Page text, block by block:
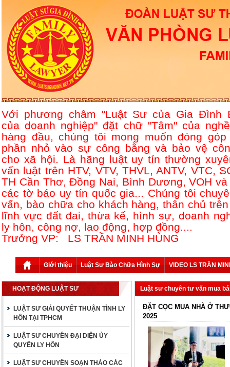
Với phương châm "Luật Sư của Gia Đình
của doanh nghiệp" đặt chữ "Tâm" của
hàng đầu, chúng tôi mong muốn đóng góp
phần nhỏ vào sự công bằng và bảo vệ
cho xã hội. Là hãng luật uy tín thường
vấn luật trên HTV, VTV, THVL, ANTV, VTC,
TH Cần Thơ, Đồng Nai, Bình Dương, VOH và
các tờ báo uy tín quốc gia... Chúng tôi
vấn, bào chữa cho khách hàng, thân chủ
lĩnh vực đất đai, thừa kế, hình sự, doanh
ly hôn, công nợ, lao động, hợp đồng....
Trưởng VP: LS TRẦN MINH HÙNG
Giới thiệu Luật Sư Bào Chữa Hình Sự VIDEO LS TRẦN
HOẠT ĐỘNG LUẬT SƯ
LUẬT SƯ GIẢI QUYẾT THUẬN TÌNH LY
HÔN TẠI TPHCM
LUẬT SƯ CHUYÊN ĐẠI DIỆN ỦY
QUYỀN LY HÔN
LUẬT SƯ CHUYÊN SOẠN THẢO CÁC
Luật sư chuyên tư vấn mua
ĐẶT CỌC MUA NHÀ Ở
2025